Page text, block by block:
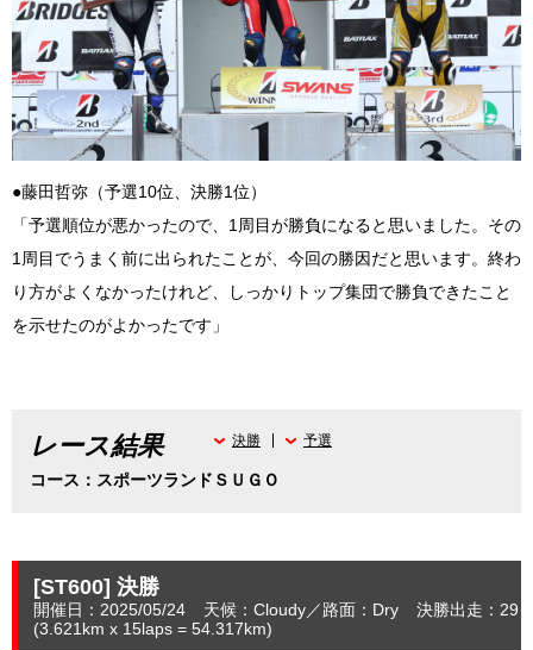
●藤田哲弥（予選10位、決勝1位）
「予選順位が悪かったので、1周目が勝負になると思いました。その
1周目でうまく前に出られたことが、今回の勝因だと思います。終わ
り方がよくなかったけれど、しっかりトップ集団で勝負できたこと
を示せたのがよかったです」
レース結果
コース：スポーツランドＳＵＧＯ
決勝 予選
[ST600] 決勝
開催日：2025/05/24 天候：Cloudy 路面：Dry
決勝出走：29
(3.621km x 15laps = 54.317km)